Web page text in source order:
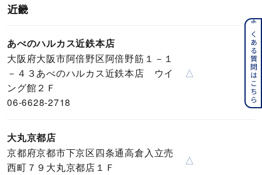
近畿
あべのハルカス近鉄本店
大阪府大阪市阿倍野区阿倍野筋１－１
－４３あべのハルカス近鉄本店 ウイ
ング館２Ｆ
06-6628-2718
△
大丸京都店
京都府京都市下京区四条通高倉入立売
西町７９大丸京都店１Ｆ
△
よくある質問はこちら